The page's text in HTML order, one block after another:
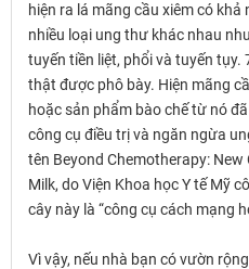
hiện ra lá mãng cầu xiêm có
nhiều loại ung thư khác nhau
tuyến tiền liệt, phổi và tuyến tụy.
thật được phô bày. Hiện mãng
hoặc sản phẩm bào chế từ nó
công cụ điều trị và ngăn ngừa
tên Beyond Chemotherapy: New
Milk, do Viện Khoa học Y tế Mỹ
cây này là “công cụ cách mạng
Vì vậy, nếu nhà bạn có vườn